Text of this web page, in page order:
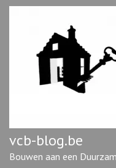
Ga
vcb-blog.be
Bouwen aan een